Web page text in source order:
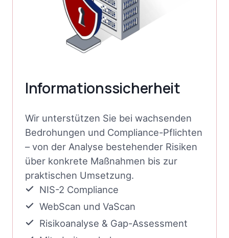
Informationssicherheit
Wir unterstützen Sie bei wachsenden
Bedrohungen und Compliance-Pflichten
– von der Analyse bestehender Risiken
über konkrete Maßnahmen bis zur
praktischen Umsetzung.
NIS-2 Compliance
WebScan und VaScan
Risikoanalyse & Gap-Assessment